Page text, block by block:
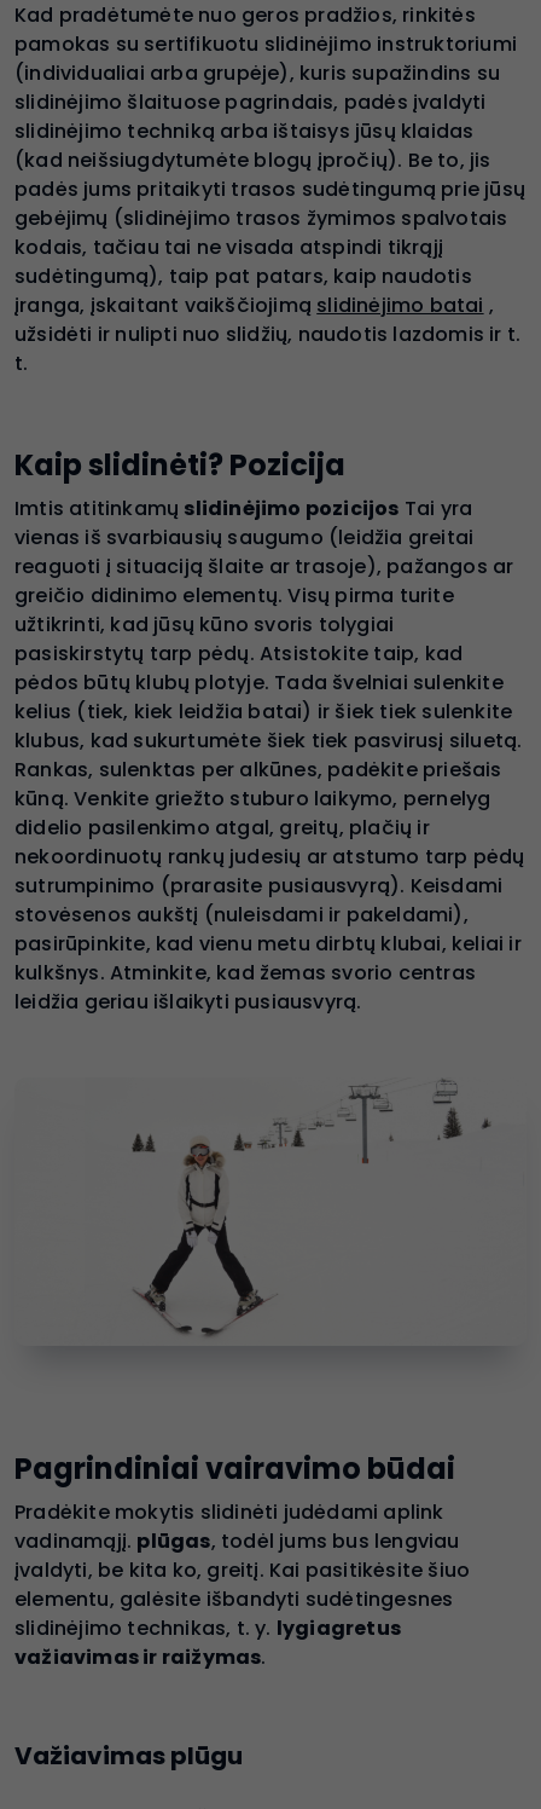
Kad pradėtumėte nuo geros pradžios, rinkitės
pamokas su sertifikuotu slidinėjimo instruktoriumi
(individualiai arba grupėje), kuris supažindins su
slidinėjimo šlaituose pagrindais, padės įvaldyti
slidinėjimo techniką arba ištaisys jūsų klaidas
(kad neišsiugdytumėte blogų įpročių). Be to, jis
padės jums pritaikyti trasos sudėtingumą prie jūsų
gebėjimų (slidinėjimo trasos žymimos spalvotais
kodais, tačiau tai ne visada atspindi tikrąjį
sudėtingumą), taip pat patars, kaip naudotis
įranga, įskaitant vaikščiojimą slidinėjimo batai ,
užsidėti ir nulipti nuo slidžių, naudotis lazdomis ir t.
t.
Kaip slidinėti? Pozicija
Imtis atitinkamų slidinėjimo pozicijos Tai yra
vienas iš svarbiausių saugumo (leidžia greitai
reaguoti į situaciją šlaite ar trasoje), pažangos ar
greičio didinimo elementų. Visų pirma turite
užtikrinti, kad jūsų kūno svoris tolygiai
pasiskirstytų tarp pėdų. Atsistokite taip, kad
pėdos būtų klubų plotyje. Tada švelniai sulenkite
kelius (tiek, kiek leidžia batai) ir šiek tiek sulenkite
klubus, kad sukurtumėte šiek tiek pasvirusį siluetą.
Rankas, sulenktas per alkūnes, padėkite priešais
kūną. Venkite griežto stuburo laikymo, pernelyg
didelio pasilenkimo atgal, greitų, plačių ir
nekoordinuotų rankų judesių ar atstumo tarp pėdų
sutrumpinimo (prarasite pusiausvyrą). Keisdami
stovėsenos aukštį (nuleisdami ir pakeldami),
pasirūpinkite, kad vienu metu dirbtų klubai, keliai ir
kulkšnys. Atminkite, kad žemas svorio centras
leidžia geriau išlaikyti pusiausvyrą.
Pagrindiniai vairavimo būdai
Pradėkite mokytis slidinėti judėdami aplink
vadinamąjį. plūgas, todėl jums bus lengviau
įvaldyti, be kita ko, greitį. Kai pasitikėsite šiuo
elementu, galėsite išbandyti sudėtingesnes
slidinėjimo technikas, t. y. lygiagretus
važiavimas ir raižymas.
Važiavimas plūgu